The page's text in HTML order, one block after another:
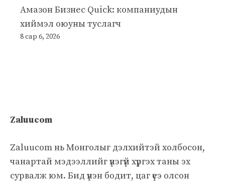
Амазон Бизнес Quick: компаниудын
хиймэл оюуны туслагч
8 сар 6, 2026
Zaluucom
Zaluucom нь Монголыг дэлхийтэй холбосон,
чанартай мэдээллийг үнэгүй хүргэх таны эх
сурвалж юм. Бид үнэн бодит, цаг үеэ олсон